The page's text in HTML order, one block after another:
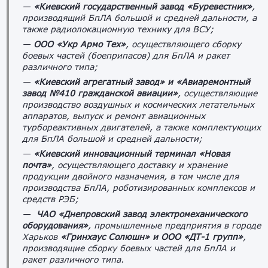
— «Киевский государственный завод «Буревестник»,
производящий БпЛА большой и средней дальности, а
также радиолокационную технику для ВСУ;
— ООО «Укр Армо Тех», осуществляющего сборку
боевых частей (боеприпасов) для БпЛА и ракет
различного типа;
— «Киевский агрегатный завод» и «Авиаремонтный
завод №410 гражданской авиации», осуществляющие
производство воздушных и космических летательных
аппаратов, выпуск и ремонт авиационных
турбореактивных двигателей, а также комплектующих
для БпЛА большой и средней дальности;
— «Киевский инновационный терминал «Новая
почта», осуществляющего доставку и хранение
продукции двойного назначения, в том числе для
производства БпЛА, роботизированных комплексов и
средств РЭБ;
—
ЧАО «Днепровский завод электромеханического
оборудования», промышленные предприятия в городе
Харьков «Гринхаус Солюшн» и ООО «ДТ-1 групп»,
производящие сборку боевых частей для БпЛА и
ракет различного типа.